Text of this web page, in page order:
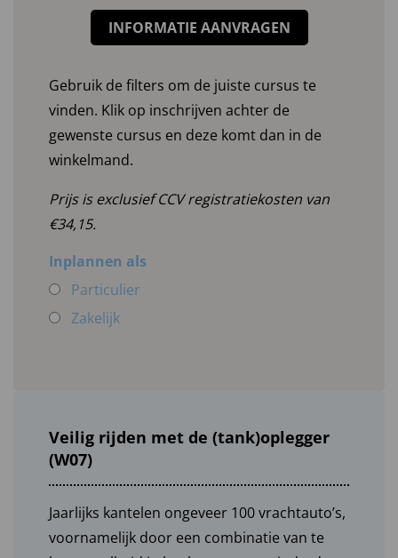
Veilig rijden met de (tank)oplegger
(W07)
Jaarlijks kantelen ongeveer 100 vrachtauto’s,
voornamelijk door een combinatie van te
INFORMATIE AANVRAGEN
Gebruik de filters om de juiste cursus te
vinden. Klik op inschrijven achter de
gewenste cursus en deze komt dan in de
winkelmand.
Prijs is exclusief CCV registratiekosten van
€34,15.
Inplannen als
Particulier
Zakelijk